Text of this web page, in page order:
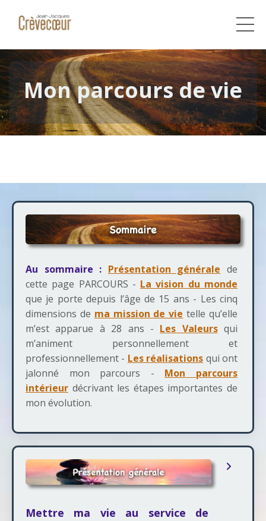
Mon parcours de vie
Au sommaire : Présentation générale de
cette page PARCOURS - La vision du monde
que je porte depuis l’âge de 15 ans - Les cinq
dimensions de ma mission de vie telle qu’elle
m’est apparue à 28 ans - Les Valeursqui
m’animent personnellement et
professionnellement - Les réalisations qui ont
jalonné mon parcours - Mon parcours
intérieur décrivant les étapes importantes de
mon évolution.
Mettre ma vie au service de